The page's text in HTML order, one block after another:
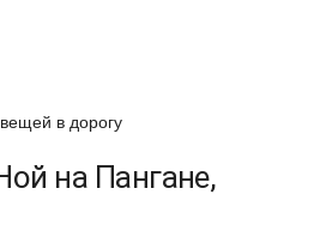
в дорогу
на Пангане,